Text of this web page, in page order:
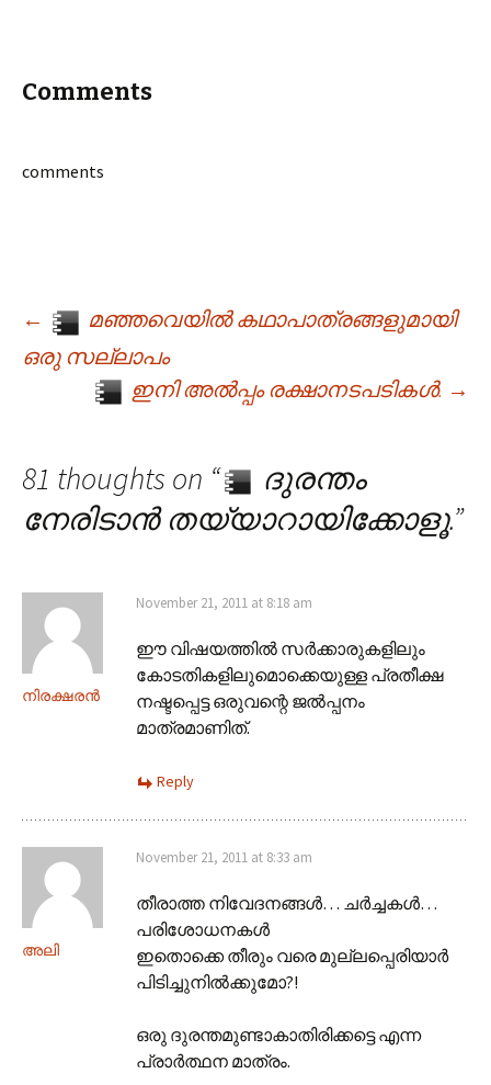
Comments
comments
Post navigation
←
മഞ്ഞവെയിൽ കഥാപാത്രങ്ങളുമായി
ഒരു സല്ലാപം
ഇനി അൽ‌പ്പം രക്ഷാനടപടികൾ. →
81 thoughts on “
ദുരന്തം
നേരിടാൻ തയ്യാറായിക്കോളൂ.”
നിരക്ഷരൻ
November 21, 2011 at 8:18 am
ഈ വിഷയത്തിൽ സർക്കാരുകളിലും
കോടതികളിലുമൊക്കെയുള്ള പ്രതീക്ഷ
നഷ്ടപ്പെട്ട ഒരുവന്റെ ജൽ‌പ്പനം
മാത്രമാണിത്.
Reply
അലി
November 21, 2011 at 8:33 am
തീരാത്ത നിവേദനങ്ങൾ… ചർച്ചകൾ…
പരിശോധനകൾ
ഇതൊക്കെ തീരും വരെ മുല്ലപ്പെരിയാർ
പിടിച്ചുനിൽക്കുമോ?!
ഒരു ദുരന്തമുണ്ടാകാതിരിക്കട്ടെ എന്ന
പ്രാർത്ഥന മാത്രം.